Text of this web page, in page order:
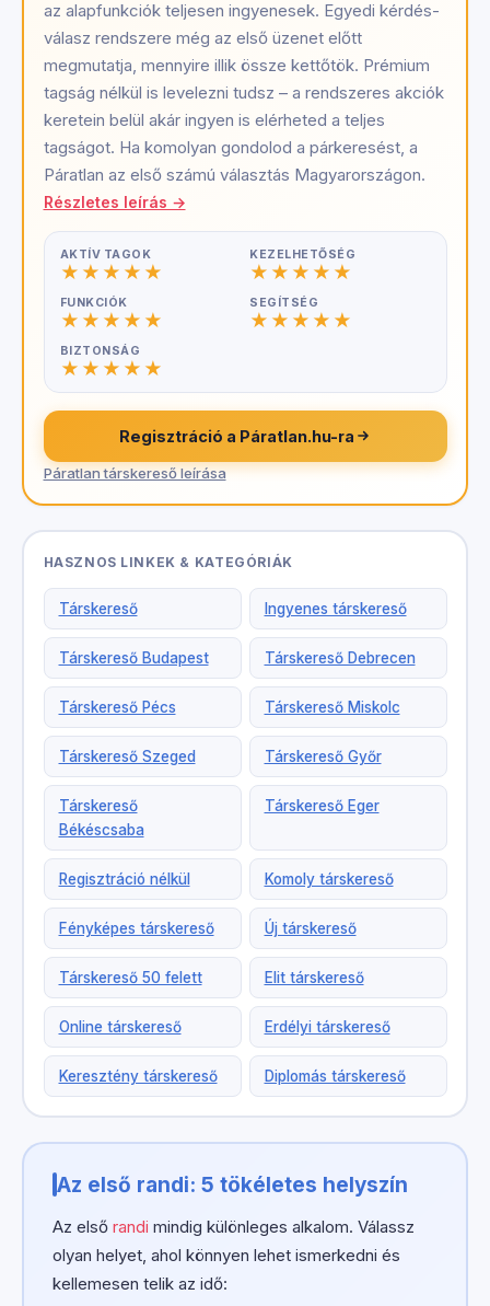
az alapfunkciók teljesen ingyenesek. Egyedi kérdés-
válasz rendszere még az első üzenet előtt
megmutatja, mennyire illik össze kettőtök. Prémium
tagság nélkül is levelezni tudsz – a rendszeres akciók
keretein belül akár ingyen is elérheted a teljes
tagságot. Ha komolyan gondolod a párkeresést, a
Páratlan az első számú választás Magyarországon.
Részletes leírás →
AKTÍV TAGOK KEZELHETŐSÉG
FUNKCIÓK SEGÍTSÉG
BIZTONSÁG
Regisztráció a Páratlan.hu-ra
Páratlan társkereső leírása
HASZNOS LINKEK & KATEGÓRIÁK
Társkereső Ingyenes társkereső
Társkereső Budapest Társkereső Debrecen
Társkereső Pécs Társkereső Miskolc
Társkereső Szeged Társkereső Győr
Társkereső
Békéscsaba
Társkereső Eger
Regisztráció nélkül Komoly társkereső
Fényképes társkereső Új társkereső
Társkereső 50 felett Elit társkereső
Online társkereső Erdélyi társkereső
Keresztény társkereső Diplomás társkereső
Az első randi: 5 tökéletes helyszín
Az első randi mindig különleges alkalom. Válassz
olyan helyet, ahol könnyen lehet ismerkedni és
kellemesen telik az idő: